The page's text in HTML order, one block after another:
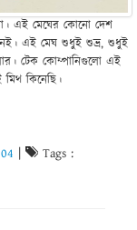
এই মেঘের কোনো দেশ
এই মেঘ শুধুই শুভ্র, শুধুই
টেক কোম্পানিগুলো এই
কিনেছি।
Tags :